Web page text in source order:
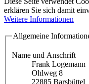
erklären Sie sich damit
Weitere Informationen
Allgemeine
Name und Anschrift
Frank Logemann
Ohlweg 8
22885 Barsbüttel